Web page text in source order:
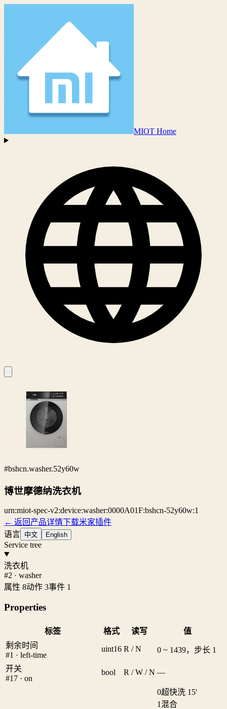
MIOT Home
#bshcn.washer.52y60w
博世摩德纳洗衣机
urn:miot-spec-v2:device:washer:0000A01F:bshcn-52y60w:1
← 返回产品详情下载米家插件
语言 中文 English
Service tree
洗衣机
#2 · washer
属性 8动作 3事件 1
Properties
标签 格式 读写
值
剩余时间
#1 · left-time
uint16 R / N 0 ~ 1439，步长 1
开关
#17 · on
bool R / W / N —
0超快洗 15'
1 混合